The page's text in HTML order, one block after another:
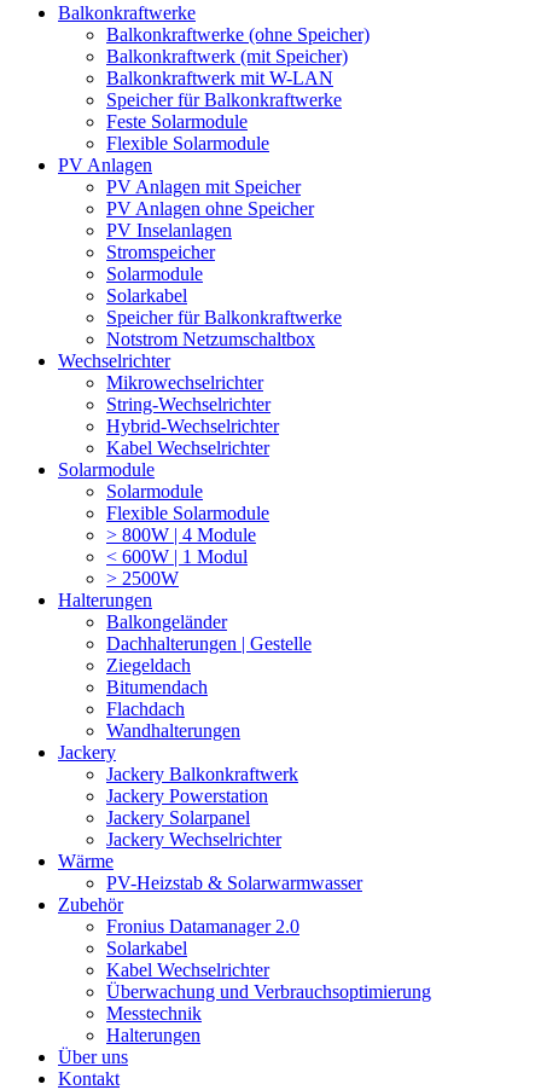
Balkonkraftwerke
Balkonkraftwerke (ohne Speicher)
Balkonkraftwerk (mit Speicher)
Balkonkraftwerk mit W-LAN
Speicher für Balkonkraftwerke
Feste Solarmodule
Flexible Solarmodule
PV Anlagen
PV Anlagen mit Speicher
PV Anlagen ohne Speicher
PV Inselanlagen
Stromspeicher
Solarmodule
Solarkabel
Speicher für Balkonkraftwerke
Notstrom Netzumschaltbox
Wechselrichter
Mikrowechselrichter
String-Wechselrichter
Hybrid-Wechselrichter
Kabel Wechselrichter
Solarmodule
Solarmodule
Flexible Solarmodule
> 800W | 4 Module
< 600W | 1 Modul
> 2500W
Halterungen
Balkongeländer
Dachhalterungen | Gestelle
Ziegeldach
Bitumendach
Flachdach
Wandhalterungen
Jackery
Jackery Balkonkraftwerk
Jackery Powerstation
Jackery Solarpanel
Jackery Wechselrichter
Wärme
PV-Heizstab & Solarwarmwasser
Zubehör
Fronius Datamanager 2.0
Solarkabel
Kabel Wechselrichter
Überwachung und Verbrauchsoptimierung
Messtechnik
Halterungen
Über uns
Kontakt